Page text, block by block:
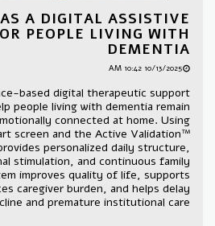
A DIGITAL ASSISTIVE
PEOPLE LIVING WITH
DEMENTIA
10/13/2025 10:42 AM
based digital therapeutic support
people living with dementia remain
connected at home. Using
screen and the Active Validation™
personalized daily structure,
stimulation, and continuous family
improves quality of life, supports
caregiver burden, and helps delay
and premature institutional care.